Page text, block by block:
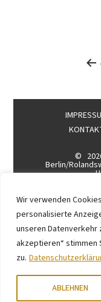
Wir verwenden
personalisierte
unseren Datenverkehr
akzeptieren“ stimmen
zu.
ABLEHNEN
©
Berlin/